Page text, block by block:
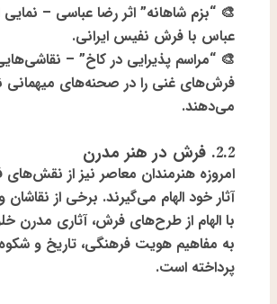
🎨“بزم شاهانه” اثر رضا عباسی – نمایی
عباس با فرش نفیس ایرانی.
🎨“مراسم پذیرایی در کاخ” –
فرش‌های غنی را در صحنه‌های میهمانی
می‌دهند.
2.2. فرش در هنر مدرن
امروزه هنرمندان معاصر نیز از نقش‌های
آثار خود الهام می‌گیرند. برخی از
با الهام از طرح‌های فرش، آثاری مدرن
به مفاهیم هویت فرهنگی، تاریخ و
پرداخته است.